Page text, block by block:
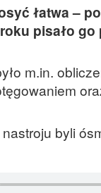
łatwa –
pisało
m.in.
byli